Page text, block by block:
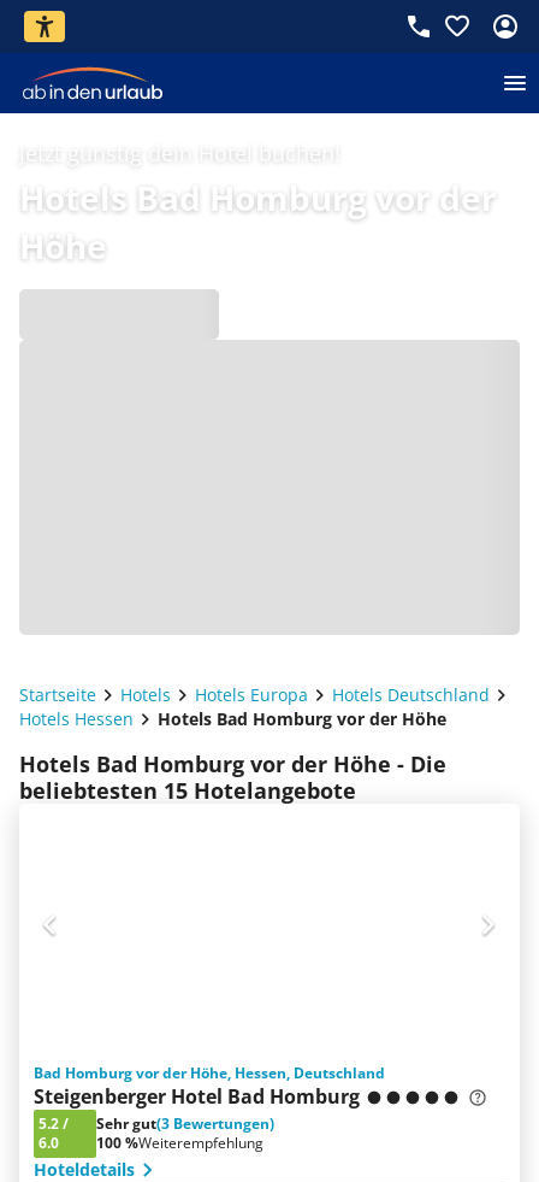
Jetzt günstig dein Hotel buchen!
Hotels Bad Homburg vor der
Höhe
Startseite Hotels Hotels Europa
Hotels Deutschland
Hotels Hessen
Hotels Bad Homburg vor der Höhe
Hotels Bad Homburg vor der Höhe - Die
beliebtesten 15 Hotelangebote
Bad Homburg vor der Höhe, Hessen, Deutschland
Steigenberger Hotel Bad Homburg
5.2/
6.0
Sehr gut(3 Bewertungen)
100 %Weiterempfehlung
Hoteldetails